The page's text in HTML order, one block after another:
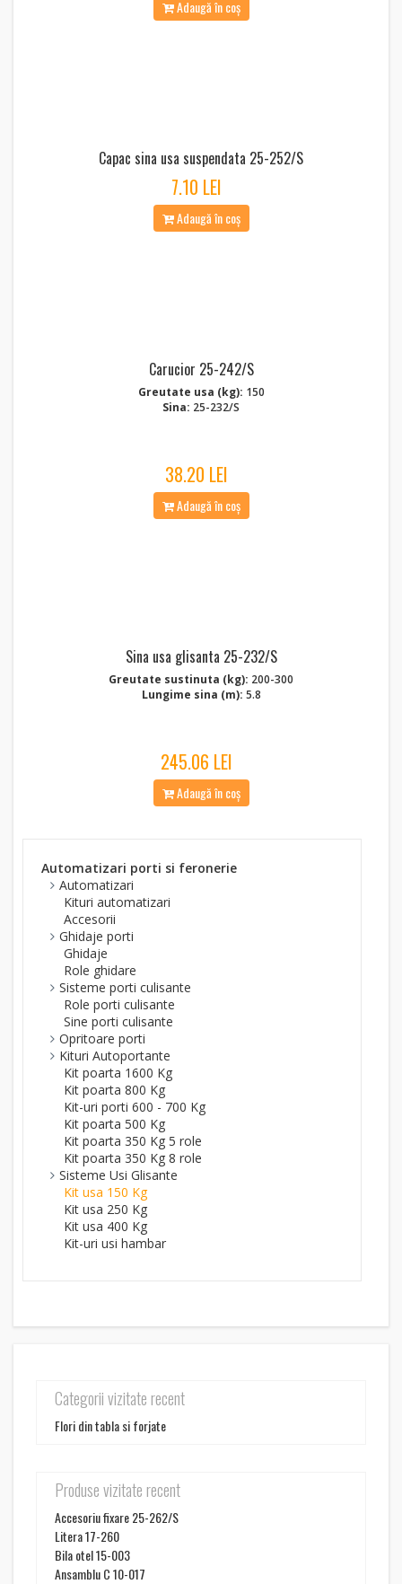
Adaugă în coș
Capac sina usa suspendata 25-252/S
7.10 LEI
Adaugă în coș
Carucior 25-242/S
Greutate usa (kg): 150
Sina: 25-232/S
38.20 LEI
Adaugă în coș
Sina usa glisanta 25-232/S
Greutate sustinuta (kg): 200-300
Lungime sina (m): 5.8
245.06 LEI
Adaugă în coș
Automatizari porti si feronerie
Automatizari
Kituri automatizari
Accesorii
Ghidaje porti
Ghidaje
Role ghidare
Sisteme porti culisante
Role porti culisante
Sine porti culisante
Opritoare porti
Kituri Autoportante
Kit poarta 1600 Kg
Kit poarta 800 Kg
Kit-uri porti 600 - 700 Kg
Kit poarta 500 Kg
Kit poarta 350 Kg 5 role
Kit poarta 350 Kg 8 role
Sisteme Usi Glisante
Kit usa 150 Kg
Kit usa 250 Kg
Kit usa 400 Kg
Kit-uri usi hambar
Categorii vizitate recent
Flori din tabla si forjate
Produse vizitate recent
Accesoriu fixare 25-262/S
Litera 17-260
Bila otel 15-003
Ansamblu C 10-017